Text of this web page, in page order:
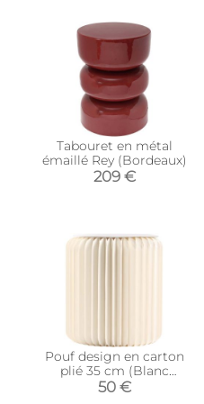
Tabouret en métal
émaillé Rey (Bordeaux)
209 €
Pouf design en carton
plié 35 cm (Blanc
cassé)
50 €